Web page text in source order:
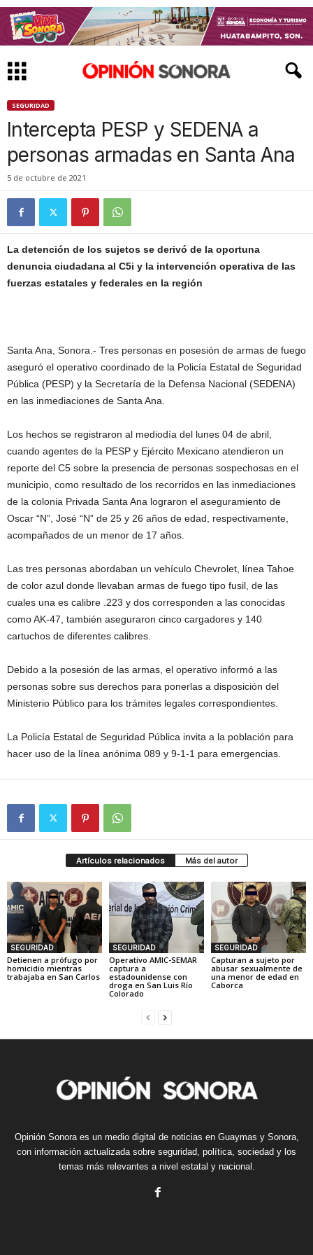
SEGURIDAD
Intercepta PESP y SEDENA a
personas armadas en Santa Ana
5 de octubre de 2021
La detención de los sujetos se derivó de la oportuna
denuncia ciudadana al C5i y la intervención operativa de las
fuerzas estatales y federales en la región
Santa Ana, Sonora.- Tres personas en posesión de armas de fuego
aseguró el operativo coordinado de la Policía Estatal de Seguridad
Pública (PESP) y la Secretaría de la Defensa Nacional (SEDENA)
en las inmediaciones de Santa Ana.
Los hechos se registraron al mediodía del lunes 04 de abril,
cuando agentes de la PESP y Ejército Mexicano atendieron un
reporte del C5 sobre la presencia de personas sospechosas en el
municipio, como resultado de los recorridos en las inmediaciones
de la colonia Privada Santa Ana lograron el aseguramiento de
Oscar “N”, José “N” de 25 y 26 años de edad, respectivamente,
acompañados de un menor de 17 años.
Las tres personas abordaban un vehículo Chevrolet, línea Tahoe
de color azul donde llevaban armas de fuego tipo fusil, de las
cuales una es calibre .223 y dos corresponden a las conocidas
como AK-47, también aseguraron cinco cargadores y 140
cartuchos de diferentes calibres.
Debido a la posesión de las armas, el operativo informó a las
personas sobre sus derechos para ponerlas a disposición del
Ministerio Público para los trámites legales correspondientes.
La Policía Estatal de Seguridad Pública invita a la población para
hacer uso de la línea anónima 089 y 9-1-1 para emergencias.
Artículos relacionados Más del autor
SEGURIDAD
Detienen a prófugo por
homicidio mientras
trabajaba en San Carlos
SEGURIDAD
Operativo AMIC-SEMAR
captura a
estadounidense con
droga en San Luis Río
Colorado
SEGURIDAD
Capturan a sujeto por
abusar sexualmente de
una menor de edad en
Caborca
Opinión Sonora es un medio digital de noticias en Guaymas y Sonora,
con información actualizada sobre seguridad, política, sociedad y los
temas más relevantes a nivel estatal y nacional.